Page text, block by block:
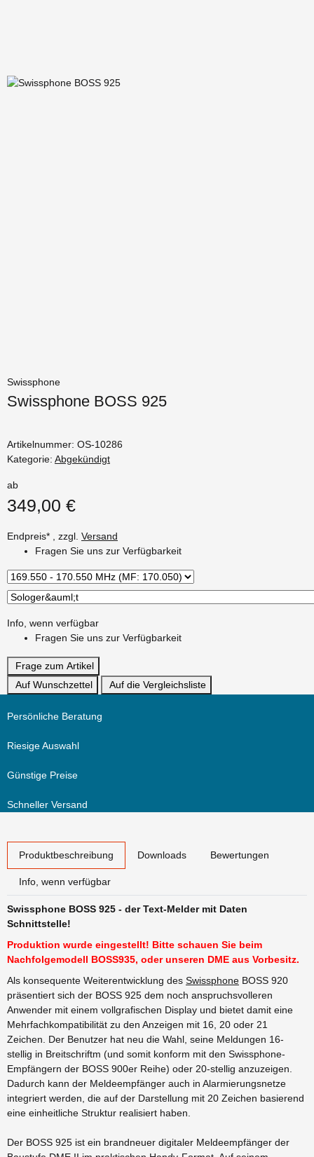
Swissphone
Swissphone BOSS 925
Artikelnummer: OS-10286
Kategorie: Abgekündigt
ab
349,00 €
Endpreis* , zzgl. Versand
Fragen Sie uns zur Verfügbarkeit
Info, wenn verfügbar
Fragen Sie uns zur Verfügbarkeit
Frage zum Artikel
Auf Wunschzettel
Auf die Vergleichsliste
Persönliche Beratung
Riesige Auswahl
Günstige Preise
Schneller Versand
Produktbeschreibung Downloads Bewertungen
Info, wenn verfügbar
Swissphone BOSS 925 - der Text-Melder mit Daten
Schnittstelle!
Produktion wurde eingestellt! Bitte schauen Sie beim
Nachfolgemodell BOSS935, oder unseren DME aus Vorbesitz.
Als konsequente Weiterentwicklung des Swissphone BOSS 920
präsentiert sich der BOSS 925 dem noch anspruchsvolleren
Anwender mit einem vollgrafischen Display und bietet damit eine
Mehrfachkompatibilität zu den Anzeigen mit 16, 20 oder 21
Zeichen. Der Benutzer hat neu die Wahl, seine Meldungen 16-
stellig in Breitschriftm (und somit konform mit den Swissphone-
Empfängern der BOSS 900er Reihe) oder 20-stellig anzuzeigen.
Dadurch kann der Meldeempfänger auch in Alarmierungsnetze
integriert werden, die auf der Darstellung mit 20 Zeichen basierend
eine einheitliche Struktur realisiert haben.
Der BOSS 925 ist ein brandneuer digitaler Meldeempfänger der